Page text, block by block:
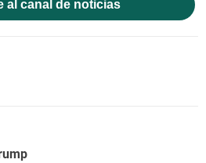
al canal de noticias